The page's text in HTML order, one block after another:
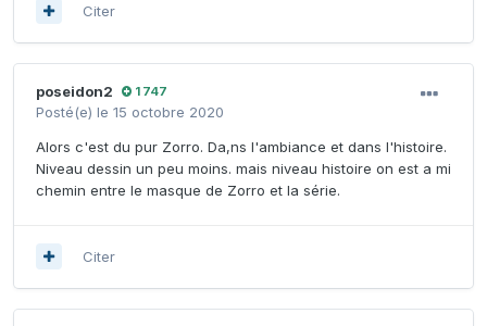
Citer
poseidon2 1 747
Posté(e) le 15 octobre 2020
Alors c'est du pur Zorro. Da,ns l'ambiance et dans l'histoire.
Niveau dessin un peu moins. mais niveau histoire on est a mi
chemin entre le masque de Zorro et la série.
Citer